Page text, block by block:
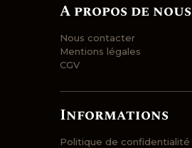
A propos de nous
Nous contacter
Mentions légales
CGV
Informations
Politique de confidentialité